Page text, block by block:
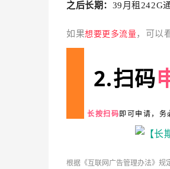
之后长期： 39月租242G
如果想要更多流量，可以
2.扫码
长按扫码即可申请，务
根据《互联网广告管理办法》规